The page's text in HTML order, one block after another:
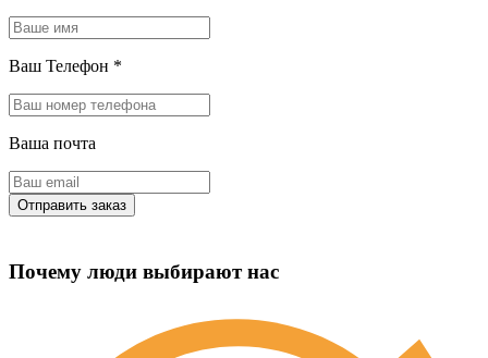
Ваш Телефон *
Ваша почта
Почему люди выбирают нас